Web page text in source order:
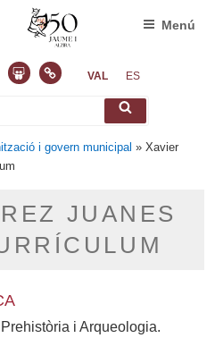
Slideshare
NormasVAL ES
Cerca
Menú
i govern municipal »Xavier
JUANES
i Arqueologia.